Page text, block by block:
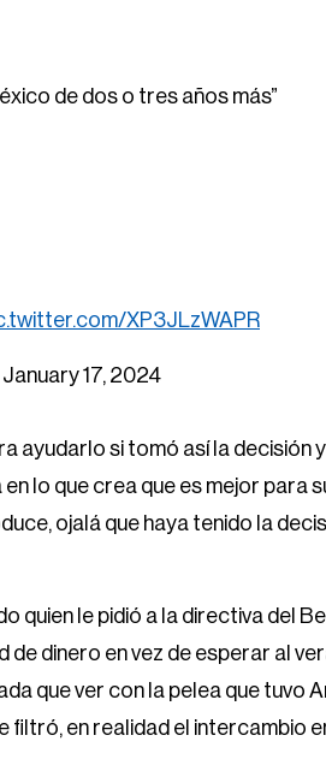
de dos o tres años más”
XP3JLzWAPR
January 17, 2024
ayudarlo si tomó así la decisión
lo que crea que es mejor para
ojalá que haya tenido la
quien le pidió a la directiva del
dinero en vez de esperar al
que ver con la pelea que tuvo
filtró, en realidad el intercambio